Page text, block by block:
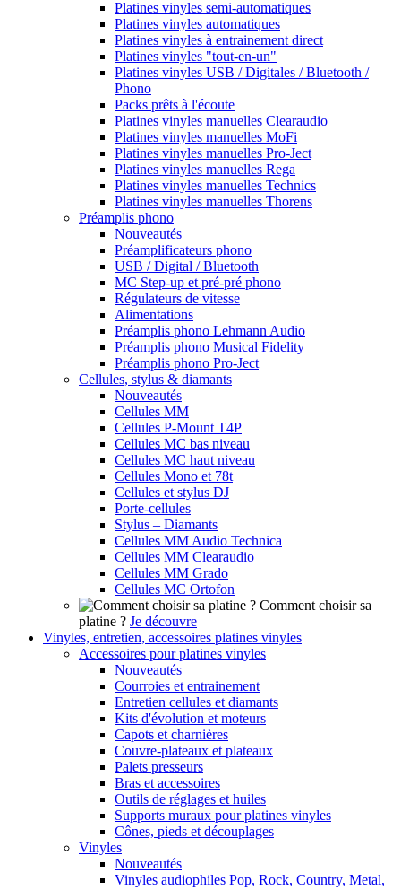
Platines vinyles semi-automatiques
Platines vinyles automatiques
Platines vinyles à entrainement direct
Platines vinyles "tout-en-un"
Platines vinyles USB / Digitales / Bluetooth /
Phono
Packs prêts à l'écoute
Platines vinyles manuelles Clearaudio
Platines vinyles manuelles MoFi
Platines vinyles manuelles Pro-Ject
Platines vinyles manuelles Rega
Platines vinyles manuelles Technics
Platines vinyles manuelles Thorens
Préamplis phono
Nouveautés
Préamplificateurs phono
USB / Digital / Bluetooth
MC Step-up et pré-pré phono
Régulateurs de vitesse
Alimentations
Préamplis phono Lehmann Audio
Préamplis phono Musical Fidelity
Préamplis phono Pro-Ject
Cellules, stylus & diamants
Nouveautés
Cellules MM
Cellules P-Mount T4P
Cellules MC bas niveau
Cellules MC haut niveau
Cellules Mono et 78t
Cellules et stylus DJ
Porte-cellules
Stylus – Diamants
Cellules MM Audio Technica
Cellules MM Clearaudio
Cellules MM Grado
Cellules MC Ortofon
Comment choisir sa
platine ? Je découvre
Vinyles, entretien, accessoires platines vinyles
Accessoires pour platines vinyles
Nouveautés
Courroies et entrainement
Entretien cellules et diamants
Kits d'évolution et moteurs
Capots et charnières
Couvre-plateaux et plateaux
Palets presseurs
Bras et accessoires
Outils de réglages et huiles
Supports muraux pour platines vinyles
Cônes, pieds et découplages
Vinyles
Nouveautés
Vinyles audiophiles Pop, Rock, Country, Metal,